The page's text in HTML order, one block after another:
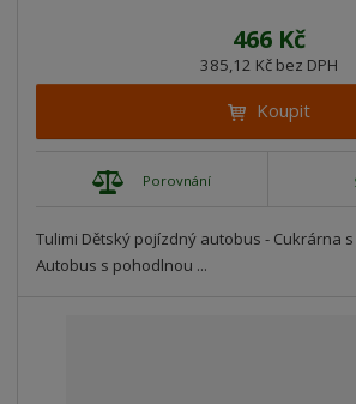
466 Kč
385,12 Kč bez DPH
Koupit
Porovnání
Tulimi Dětský pojízdný autobus - Cukrárna
Autobus s pohodlnou ...